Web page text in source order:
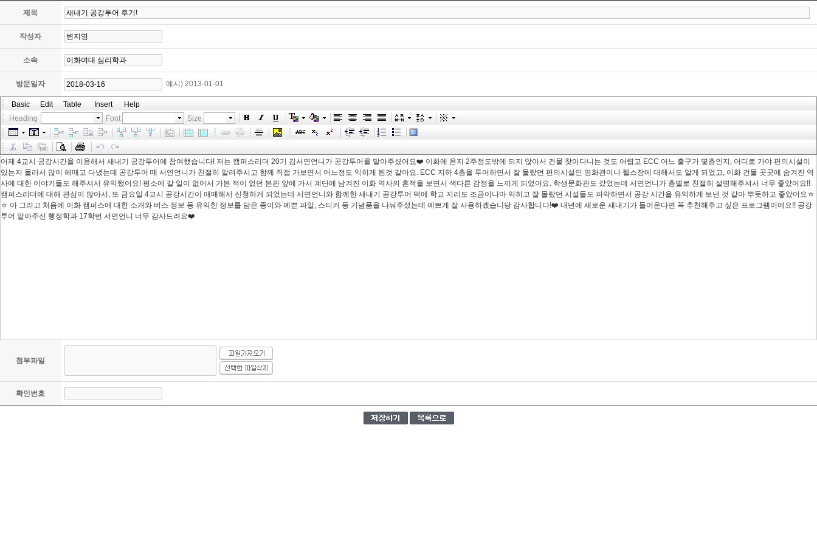
제목
작성자
소속
방문일자 예시) 2013-01-01
Basic Edit Table Insert
Help
Heading
Font Size
첨부파일
확인번호